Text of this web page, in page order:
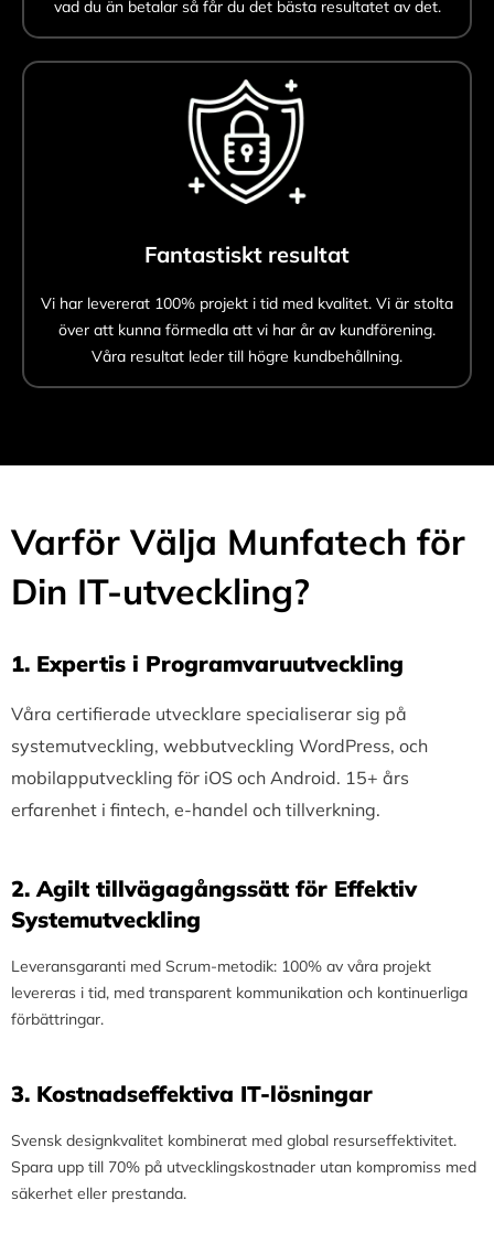
vad du än betalar så får du det bästa resultatet av det.
Fantastiskt resultat
Vi har levererat 100% projekt i tid med kvalitet. Vi är stolta
över att kunna förmedla att vi har år av kundförening.
Våra resultat leder till högre kundbehållning.
Varför Välja Munfatech för
Din IT-utveckling?
1.⁠ ⁠Expertis i Programvaruutveckling
Våra certifierade utvecklare specialiserar sig på
systemutveckling, webbutveckling WordPress, och
mobilapputveckling för iOS och Android. 15+ års
erfarenhet i fintech, e-handel och tillverkning.
2.⁠ ⁠Agilt tillvägagångssätt för Effektiv
Systemutveckling
Leveransgaranti med Scrum-metodik: 100% av våra projekt
levereras i tid, med transparent kommunikation och kontinuerliga
förbättringar.
3.⁠ ⁠Kostnadseffektiva IT-lösningar
Svensk designkvalitet kombinerat med global resurseffektivitet.
Spara upp till 70% på utvecklingskostnader utan kompromiss med
säkerhet eller prestanda.